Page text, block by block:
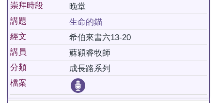
崇拜時段
晚堂
講題
生命的錨
經文
希伯來書六13-20
講員
蘇穎睿牧師
分類
成長路系列
檔案